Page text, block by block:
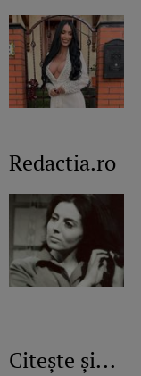
Redactia.ro
Citește și...